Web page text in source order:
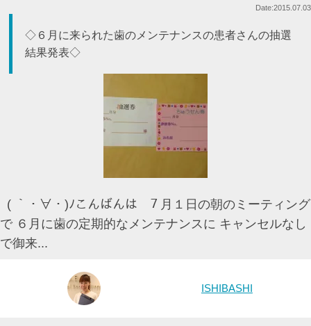
Date:2015.07.03
◇６月に来られた歯のメンテナンスの患者さんの抽選
結果発表◇
( ｀・∀・)ﾉこんばんは ７月１日の朝のミーティング
で ６月に歯の定期的なメンテナンスに キャンセルなし
で御来...
ISHIBASHI